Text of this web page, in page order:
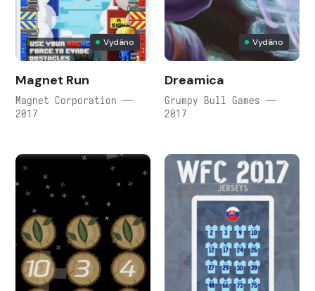
Vydáno
Magnet Run
Magnet Corporation —
2017
Vydáno
Dreamica
Grumpy Bull Games —
2017